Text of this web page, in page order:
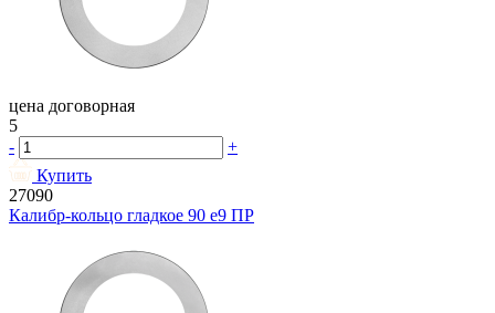
цена договорная
5
-
+
Купить
27090
Калибр-кольцо гладкое 90 e9 ПР